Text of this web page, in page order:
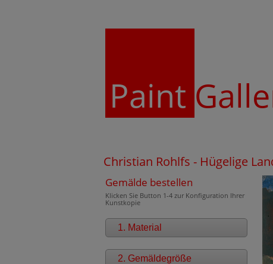
Paint
Christian Rohlfs - Hügelige
Gemälde bestellen
Klicken Sie Button 1-4 zur Konfiguration Ihrer
Kunstkopie
1. Material
2. Gemäldegröße